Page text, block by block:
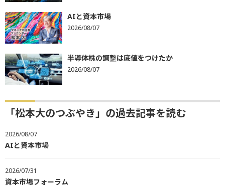
AIと資本市場
2026/08/07
半導体株の調整は底値をつけたか
2026/08/07
「松本大のつぶやき」の過去記事を読む
2026/08/07
AIと資本市場
2026/07/31
資本市場フォーラム